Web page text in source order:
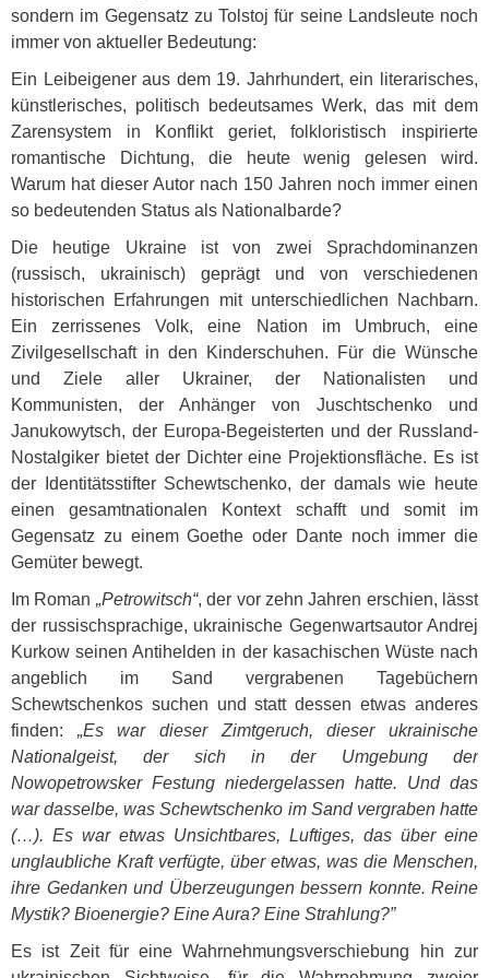
sondern im Gegensatz zu Tolstoj für seine Landsleute noch
immer von aktueller Bedeutung:
Ein Leibeigener aus dem 19. Jahrhundert, ein literarisches,
künstlerisches, politisch bedeutsames Werk, das mit dem
Zarensystem in Konflikt geriet, folkloristisch inspirierte
romantische Dichtung, die heute wenig gelesen wird.
Warum hat dieser Autor nach 150 Jahren noch immer einen
so bedeutenden Status als Nationalbarde?
Die heutige Ukraine ist von zwei Sprachdominanzen
(russisch, ukrainisch) geprägt und von verschiedenen
historischen Erfahrungen mit unterschiedlichen Nachbarn.
Ein zerrissenes Volk, eine Nation im Umbruch, eine
Zivilgesellschaft in den Kinderschuhen. Für die Wünsche
und Ziele aller Ukrainer, der Nationalisten und
Kommunisten, der Anhänger von Juschtschenko und
Janukowytsch, der Europa-Begeisterten und der Russland-
Nostalgiker bietet der Dichter eine Projektionsfläche. Es ist
der Identitätsstifter Schewtschenko, der damals wie heute
einen gesamtnationalen Kontext schafft und somit im
Gegensatz zu einem Goethe oder Dante noch immer die
Gemüter bewegt.
Im Roman „Petrowitsch“, der vor zehn Jahren erschien, lässt
der russischsprachige, ukrainische Gegenwartsautor Andrej
Kurkow seinen Antihelden in der kasachischen Wüste nach
angeblich im Sand vergrabenen Tagebüchern
Schewtschenkos suchen und statt dessen etwas anderes
finden: „Es war dieser Zimtgeruch, dieser ukrainische
Nationalgeist, der sich in der Umgebung der
Nowopetrowsker Festung niedergelassen hatte. Und das
war dasselbe, was Schewtschenko im Sand vergraben hatte
(…). Es war etwas Unsichtbares, Luftiges, das über eine
unglaubliche Kraft verfügte, über etwas, was die Menschen,
ihre Gedanken und Überzeugungen bessern konnte. Reine
Mystik? Bioenergie? Eine Aura? Eine Strahlung?”
Es ist Zeit für eine Wahrnehmungsverschiebung hin zur